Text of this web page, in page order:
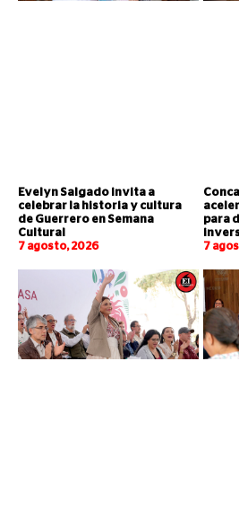
Evelyn Salgado invita a
celebrar la historia y cultura
de Guerrero en Semana
Cultural
7 agosto, 2026
para
7